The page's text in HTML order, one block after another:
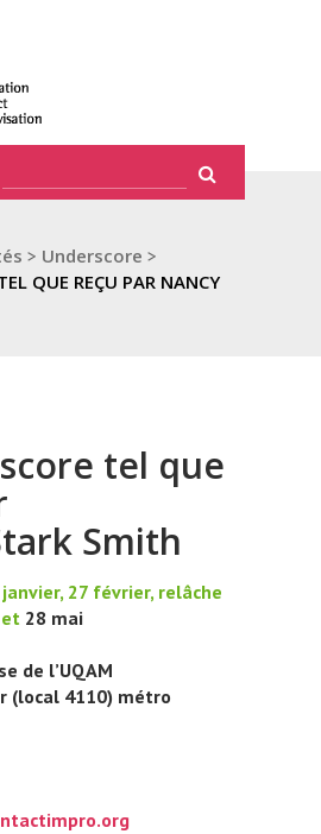
> Underscore >
QUE REÇU PAR NANCY
tel que
Smith
27 février, relâche
et 28 mai
de l’UQAM
(local 4110) métro